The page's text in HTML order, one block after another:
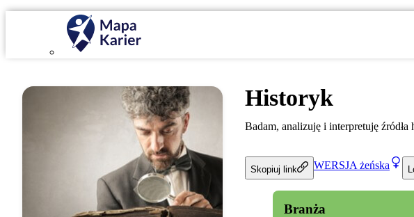
Historyk
Badam, analizuję i interpretuję
Skopiuj link WERSJA żeńska
Branża